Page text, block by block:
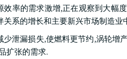
率的需求激增,正在观察到大幅
系的增长和主要新兴市场制造业
泄漏损失,使燃料更节约,涡轮增
扩张的需求.